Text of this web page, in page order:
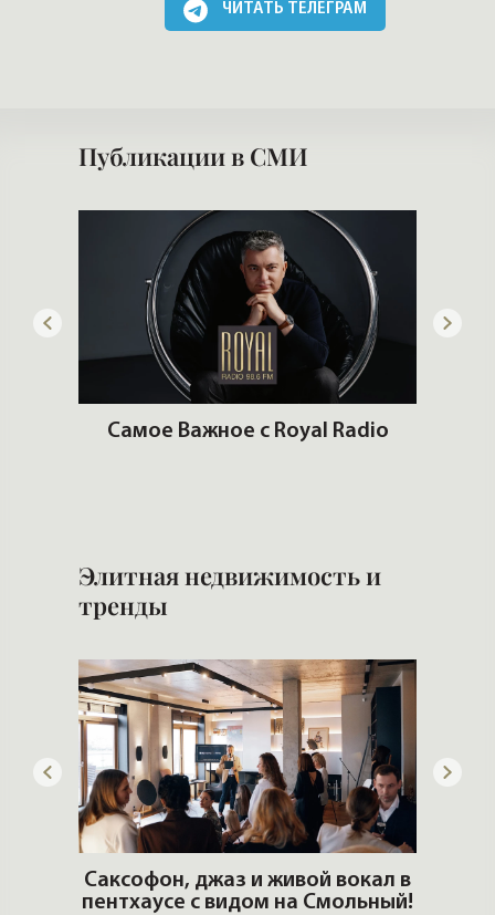
ЧИТАТЬ ТЕЛЕГРАМ
Публикации в СМИ
Самое Важное с Royal Radio
Элитная недвижимость и
тренды
Саксофон, джаз и живой вокал в
пентхаусе с видом на Смольный!